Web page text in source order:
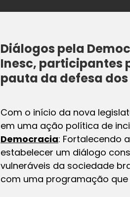
Diálogos pela
Inesc, participantes
pauta da defesa
Com o início da nova
em uma ação política de
Democracia: Fortalecendo
estabelecer um diálogo
vulneráveis da sociedade
com uma programação